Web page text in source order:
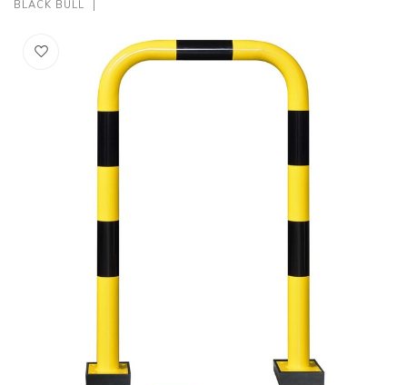
BLACK BULL